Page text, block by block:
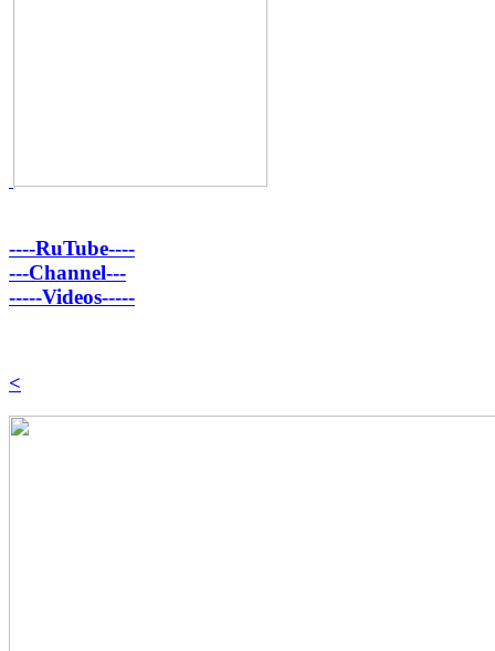
----RuTube----
---Channel---
-----Videos-----
<